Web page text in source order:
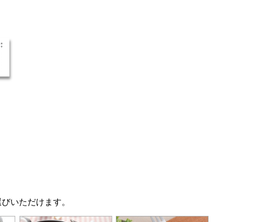
いただけます。